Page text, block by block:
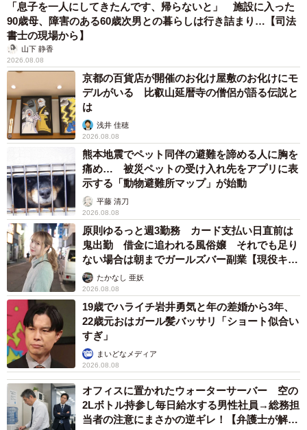
「息子を一人にしてきたんです、帰らないと」 施設に入った
90歳母、障害のある60歳次男との暮らしは行き詰まり…【司法
書士の現場から】
山下 静香
2026.08.08
京都の百貨店が開催のお化け屋敷のお化けにモ
デルがいる 比叡山延暦寺の僧侶が語る伝説と
は
浅井 佳穂
2026.08.08
熊本地震でペット同伴の避難を諦める人に胸を
痛め… 被災ペットの受け入れ先をアプリに表
示する「動物避難所マップ」が始動
平藤 清刀
2026.08.08
原則ゆるっと週3勤務 カード支払い日直前は
鬼出勤 借金に追われる風俗嬢 それでも足り
ない場合は朝までガールズバー副業【現役キャ
ストに取材】
たかなし 亜妖
2026.08.08
19歳でハライチ岩井勇気と年の差婚から3年、
22歳元おはガール髪バッサリ「ショート似合い
すぎ」
まいどなメディア
2026.08.08
オフィスに置かれたウォーターサーバー 空の
2Lボトル持参し毎日給水する男性社員→総務担
当者の注意にまさかの逆ギレ！【弁護士が解